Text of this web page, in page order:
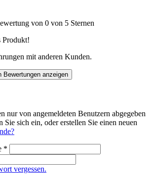
von 0 von 5 Sternen
Produkt!
mit anderen Kunden.
Bewertungen anzeigen
nur von angemeldeten Benutzern abgegeben
Sie sich ein, oder erstellen Sie einen neuen
*
vergessen.